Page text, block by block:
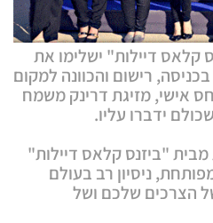
קלאס דיילות" ישלימו את
רישום והכוונה למקום
אישי, מזיגת דרינק משמח
ידברו עליו.
מבית "ביזנס קלאס דיילות"
ניסיון רב בעולם
הצרכים שלכם ושל